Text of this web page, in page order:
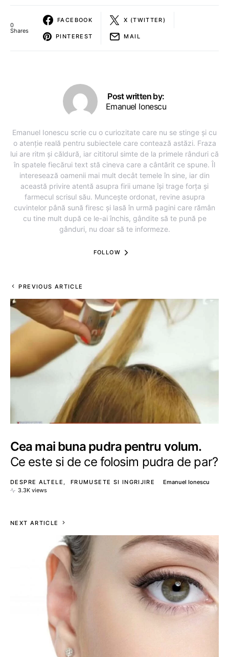
0
Shares
FACEBOOK X (TWITTER)
PINTEREST MAIL
Post written by:
Emanuel Ionescu
Emanuel Ionescu scrie cu o curiozitate care nu se stinge și cu
o atenție reală pentru subiectele care contează astăzi. Fraza
lui are ritm și căldură, iar cititorul simte de la primele rânduri că
în spatele fiecărui text stă cineva care a cântărit ce spune. Îl
interesează oamenii mai mult decât temele în sine, iar din
această privire atentă asupra firii umane își trage forța și
farmecul scrisul său. Muncește ordonat, revine asupra
cuvintelor până sună firesc și lasă în urmă pagini care rămân
cu tine mult după ce le-ai închis, gândite să te pună pe
gânduri, nu doar să te informeze.
FOLLOW
PREVIOUS ARTICLE
Cea mai buna pudra pentru volum.
Ce este si de ce folosim pudra de par?
DESPRE ALTELE FRUMUSETE SI INGRIJIRE
Emanuel Ionescu
3.3K views
NEXT ARTICLE